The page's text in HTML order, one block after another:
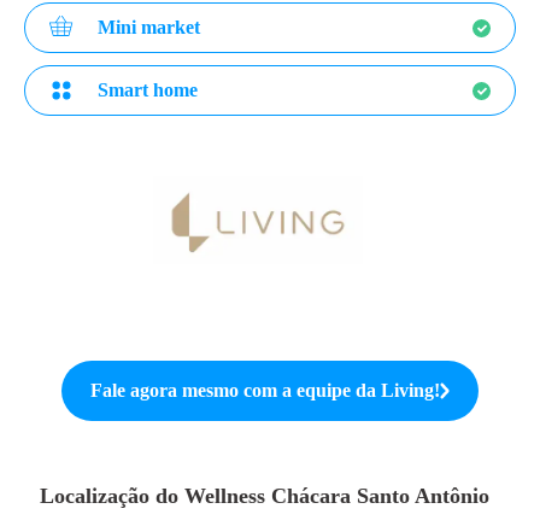
Mini market
Smart home
Fale agora mesmo com a equipe da Living!
Localização do Wellness Chácara Santo Antônio